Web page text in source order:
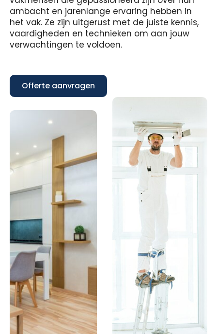
ambacht en jarenlange ervaring hebben in
het vak. Ze zijn uitgerust met de juiste kennis,
vaardigheden en technieken om aan jouw
verwachtingen te voldoen.
Offerte aanvragen